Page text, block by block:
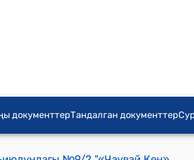
документтерТандалган документтер